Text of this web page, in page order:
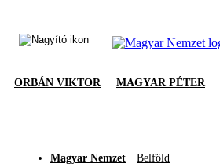
ORBÁN VIKTOR MAGYAR PÉTER
Magyar Nemzet Belföld